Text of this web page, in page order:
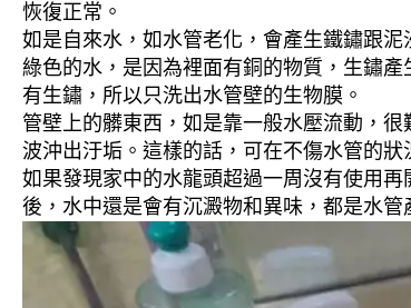
恢復正常。
如是自來水，如水管老化，會產生鐵鏽跟
綠色的水，是因為裡面有銅的物質，生鏽
有生鏽，所以只洗出水管壁的生物膜。
管壁上的髒東西，如是靠一般水壓流動，
波沖出汙垢。這樣的話，可在不傷水管的狀
如果發現家中的水龍頭超過一周沒有使用
後，水中還是會有沉澱物和異味，都是水